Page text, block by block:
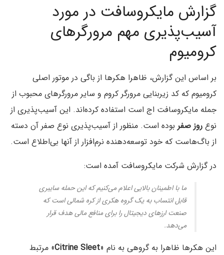
گزارش مایکروسافت در مورد
آسیب‌پذیری مهم مرورگرهای
کرومیوم
بر اساس این گزارش، ظاهرا هکرها از باگی در موتور اصلی
کرومیوم که کد زیربنایی مرورگر کروم و سایر مرورگرهای محبوب از
جمله مایکروسافت اج است استفاده کرده‌اند. این آسیب‌پذیری از
نوع روز صفر بوده است. منظور از آسیب‌پذیری نوع صفر آن دسته
از باگ‌هاست که خود توسعه‌دهنده نرم‌افزار از آنها بی‌اطلاع است.
در گزارش شرکت مایکروسافت آمده است:
ما با اطمینان بالایی اعلام می‌کنیم که این حمله سایبری
قابل انتساب به یک گروه هکری از کره شمالی است که
صنعت ارزهای دیجیتال را برای منافع مالی هدف قرار
می‌دهد.
این هکرها ظاهرا به گروهی به نام «Citrine Sleet» مرتبط